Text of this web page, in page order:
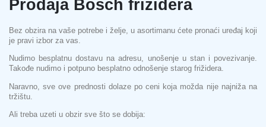
Prodaja Bosch frižidera
Bez obzira na vaše potrebe i želje, u asortimanu ćete pronaći uređaj koji
je pravi izbor za vas.
Nudimo besplatnu dostavu na adresu, unošenje u stan i povezivanje.
Takođe nudimo i potpuno besplatno odnošenje starog frižidera.
Naravno, sve ove prednosti dolaze po ceni koja možda nije najniža na
tržištu.
Ali treba uzeti u obzir sve što se dobija: